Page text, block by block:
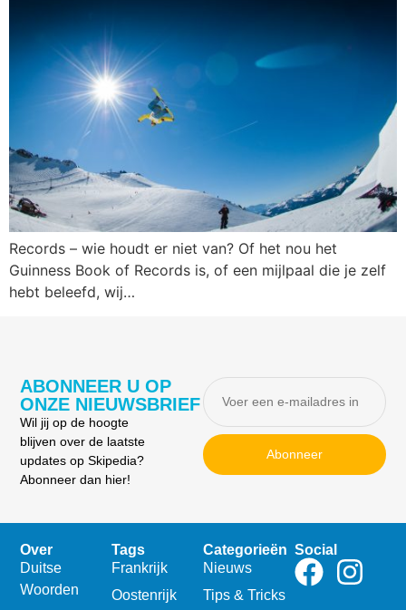
Records – wie houdt er niet van? Of het nou het
Guinness Book of Records is, of een mijlpaal die je zelf
hebt beleefd, wij…
ABONNEER U OP
ONZE NIEUWSBRIEF
Wil jij op de hoogte
blijven over de laatste
updates op Skipedia?
Abonneer dan hier!
Abonneer
Over
Duitse
Woorden
Tags
Frankrijk
Oostenrijk
Categorieën
Nieuws
Tips & Tricks
Social